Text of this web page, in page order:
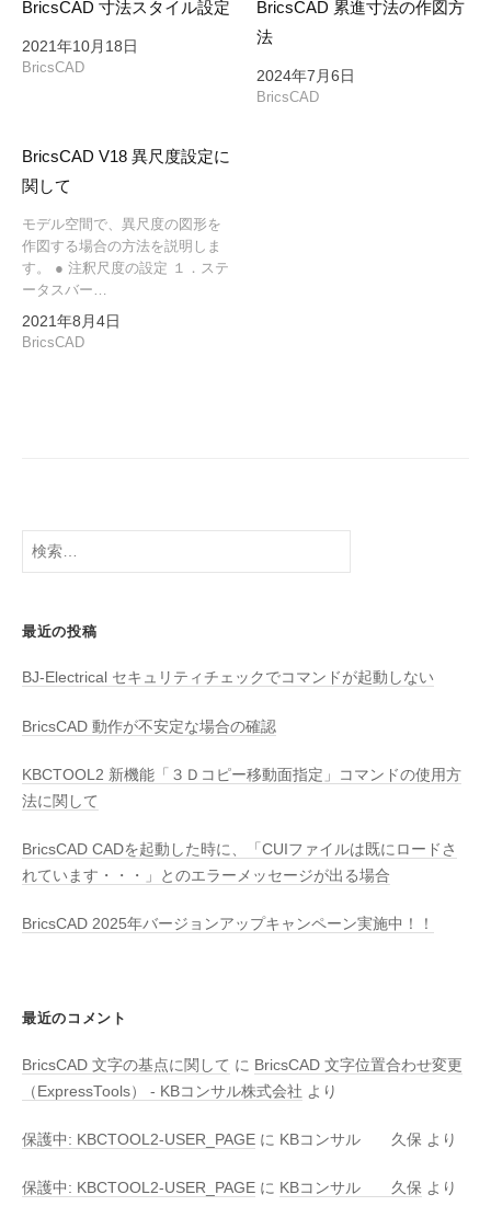
BricsCAD 寸法スタイル設定
2021年10月18日
BricsCAD
BricsCAD 累進寸法の作図方
法
2024年7月6日
BricsCAD
BricsCAD V18 異尺度設定に
関して
モデル空間で、異尺度の図形を
作図する場合の方法を説明しま
す。 ● 注釈尺度の設定 １．ステ
ータスバー…
2021年8月4日
BricsCAD
検
最近の投稿
BJ-Electrical セキュリティチェックでコマンドが起動しない
BricsCAD 動作が不安定な場合の確認
KBCTOOL2 新機能「３Ｄコピー移動面指定」コマンドの使用方
法に関して
BricsCAD CADを起動した時に、「CUIファイルは既にロードさ
れています・・・」とのエラーメッセージが出る場合
BricsCAD 2025年バージョンアップキャンペーン実施中！！
最近のコメント
BricsCAD 文字の基点に関して に BricsCAD 文字位置合わせ変更
（ExpressTools） - KBコンサル株式会社 より
保護中: KBCTOOL2-USER_PAGE に KBコンサル 久保 より
保護中: KBCTOOL2-USER_PAGE に KBコンサル 久保 より